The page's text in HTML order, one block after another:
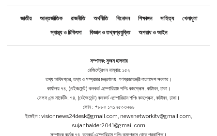
জাতীয় আন্তর্জাতিক রাজনীতি অর্থনীতি বিনোদন শিক্ষাঙ্গন সাহিত্য
খেলাধুলা
স্বাস্থ্য ও চিকিৎসা
বিজ্ঞান ও তথ্যপ্রযুক্তি অপরাধ ও আইন
সম্পাদক: সুজন হালদার
রেজিস্ট্রেশন নাম্বার: ১৫২
তথ্য অধিদপ্তর, তথ্য ও সম্প্রচার মন্ত্রণালয়, গণপ্রজাতন্ত্রী বাংলাদেশ সরকার।
কার্যালয় ৭৪, (বেইজমেন্ট ) কনকর্ড এম্পোরিয়াম শপিং কমপ্লেক্স, কাটাবন, ঢাকা।
সেলস এন্ড মার্কেটিং: ৭৪, (বেইজমেন্ট ) কনকর্ড এম্পোরিয়াম শপিং কমপ্লেক্স, কাটাবন, ঢাকা।
ফোন : +৮৮০ ১৭১৭৫০৩২৬৬
ইমেইল : visionnews24desk@gmail.com, newsnetworkitv@gmail.com,
sujanhalder2041@gmail.com
সম্পাদক কর্তৃক ৭৪, কনকর্ড এম্পোরিয়াম শপিং কমপ্লেক্স থেকে প্রকাশিত।